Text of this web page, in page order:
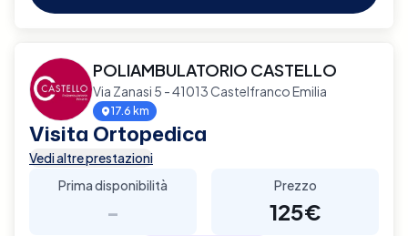
POLIAMBULATORIO CASTELLO
Via Zanasi 5 - 41013 Castelfranco Emilia
17.6 km
Visita Ortopedica
Vedi altre prestazioni
Prima disponibilità
-
Prezzo
125€